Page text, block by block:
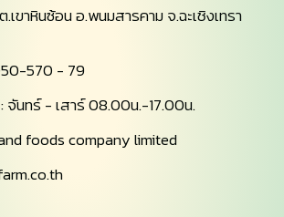
.เขาหินซ้อน อ.พนมสารคาม จ.ฉะเชิงเทรา
570 - 79
: จันทร์ - เสาร์ 08.00น.-17.00น.
foods company limited